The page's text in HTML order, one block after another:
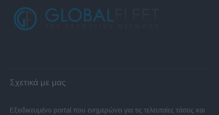
Σχετικά με μας
Εξειδικευμένο portal που ενημερώνει για τις τελευταίες τάσεις και